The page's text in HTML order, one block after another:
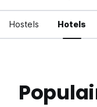
Hostels Hotels